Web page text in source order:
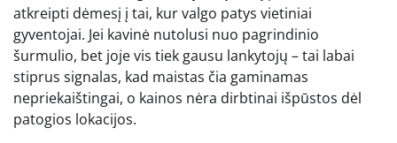
atkreipti dėmesį į tai, kur valgo patys vietiniai
gyventojai. Jei kavinė nutolusi nuo pagrindinio
šurmulio, bet joje vis tiek gausu lankytojų – tai labai
stiprus signalas, kad maistas čia gaminamas
nepriekaištingai, o kainos nėra dirbtinai išpūstos dėl
patogios lokacijos.